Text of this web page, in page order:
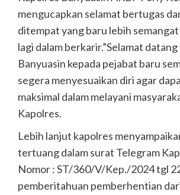
mengucapkan selamat bertugas
ditempat yang baru lebih
lagi dalam berkarir.”Selamat
Banyuasin kepada pejabat baru
segera menyesuaikan diri agar
maksimal dalam melayani
Kapolres.
Lebih lanjut kapolres
tertuang dalam surat Telegram
Nomor : ST/360/V/Kep./2024 tgl
pemberitahuan pemberhentian